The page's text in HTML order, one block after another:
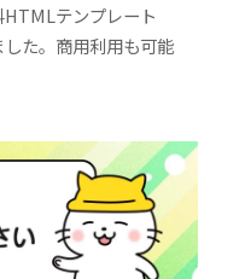
テンプレート
した。商用利用も可能